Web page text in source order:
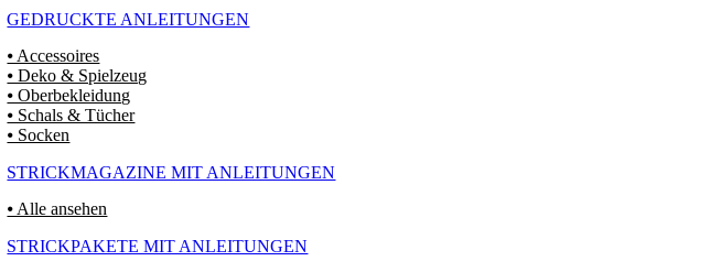
GEDRUCKTE ANLEITUNGEN
⦁ Accessoires
⦁ Deko & Spielzeug
⦁ Oberbekleidung
⦁ Schals & Tücher
⦁ Socken
STRICKMAGAZINE MIT ANLEITUNGEN
⦁ Alle ansehen
STRICKPAKETE MIT ANLEITUNGEN